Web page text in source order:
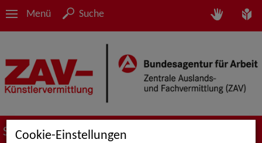
Menü Suche
Suche nach Künstler*innen
Cookie-Einstellungen